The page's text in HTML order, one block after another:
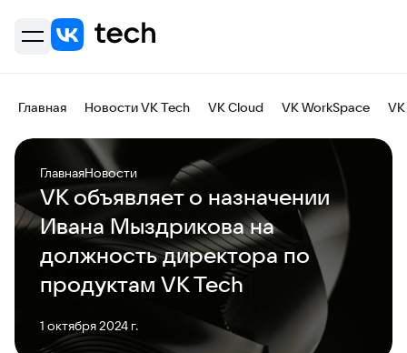
Главная Новости VK Tech VK Cloud VK WorkSpace VK
ГлавнаяНовости
VK объявляет о назначении
Ивана Мыздрикова на
должность директора по
продуктам VK Tech
1 октября 2024 г.